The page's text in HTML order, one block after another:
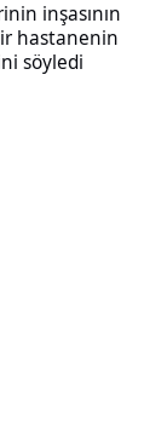
inşasının
hastanenin
söyledi